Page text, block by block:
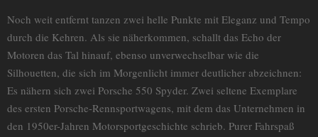
Noch weit entfernt tanzen zwei helle Punkte mit Eleganz und Tempo
durch die Kehren. Als sie näherkommen, schallt das Echo der
Motoren das Tal hinauf, ebenso unverwechselbar wie die
Silhouetten, die sich im Morgenlicht immer deutlicher abzeichnen:
Es nähern sich zwei Porsche 550 Spyder. Zwei seltene Exemplare
des ersten Porsche-Rennsportwagens, mit dem das Unternehmen in
den 1950er-Jahren Motorsportgeschichte schrieb. Purer Fahrspaß